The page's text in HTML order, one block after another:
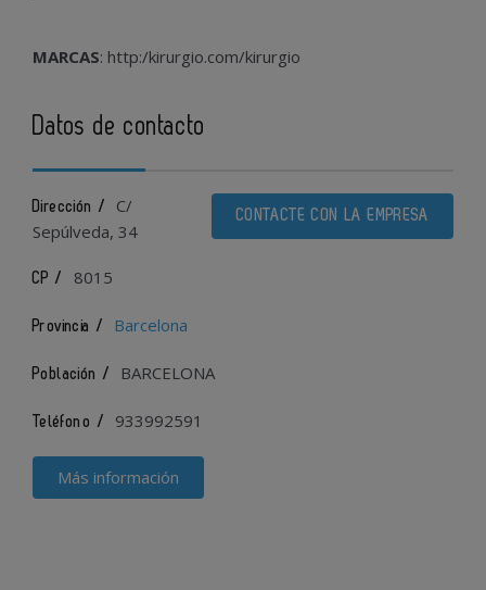
MARCAS: http:/kirurgio.com/kirurgio
Datos de contacto
CONTACTE CON LA EMPRESA
Dirección /
C/
Sepúlveda, 34
CP / 8015
Provincia / Barcelona
Población / BARCELONA
Teléfono / 933992591
Más información